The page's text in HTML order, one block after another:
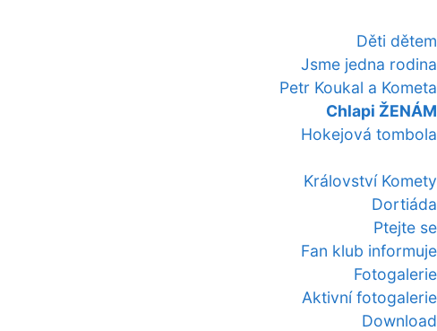
Děti dětem
Jsme jedna rodina
Petr Koukal a Kometa
Chlapi ŽENÁM
Hokejová tombola
Království Komety
Dortiáda
Ptejte se
Fan klub informuje
Fotogalerie
Aktivní fotogalerie
Download